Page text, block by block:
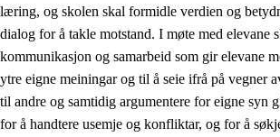
2.2 Kompetanse i faga
2.3 Grunnleggjande ferdigheiter
2.4 Å lære å lære
Tverrfaglege tema
læring, og skolen skal formidle verdien og
dialog for å takle motstand. I møte med elevane
kommunikasjon og samarbeid som gir elevane
ytre eigne meiningar og til å seie ifrå på vegner
til andre og samtidig argumentere for eigne syn
for å handtere usemje og konfliktar, og for å